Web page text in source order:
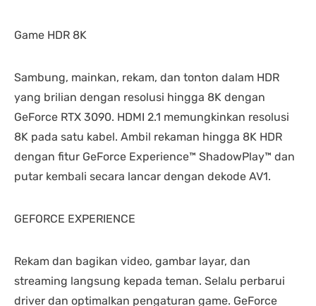
Game HDR 8K
Sambung, mainkan, rekam, dan tonton dalam HDR
yang brilian dengan resolusi hingga 8K dengan
GeForce RTX 3090. HDMI 2.1 memungkinkan resolusi
8K pada satu kabel. Ambil rekaman hingga 8K HDR
dengan fitur GeForce Experience™ ShadowPlay™ dan
putar kembali secara lancar dengan dekode AV1.
GEFORCE EXPERIENCE
Rekam dan bagikan video, gambar layar, dan
streaming langsung kepada teman. Selalu perbarui
driver dan optimalkan pengaturan game. GeForce